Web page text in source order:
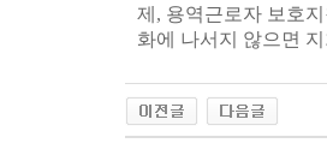
제, 용역근로자 보호
화에 나서지 않으면